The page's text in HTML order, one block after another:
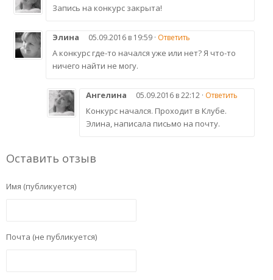
Запись на конкурс закрыта!
Элина 05.09.2016 в 19:59 · Ответить
А конкурс где-то начался уже или нет? Я что-то
ничего найти не могу.
Ангелина 05.09.2016 в 22:12 · Ответить
Конкурс начался. Проходит в Клубе.
Элина, написала письмо на почту.
Оставить отзыв
Имя (публикуется)
Почта (не публикуется)